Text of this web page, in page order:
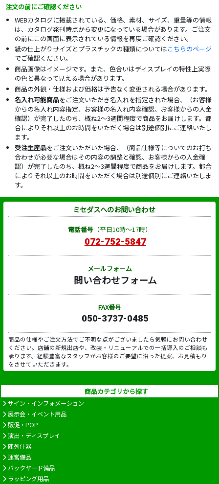
注文の前にご確認ください
WEBカタログに掲載されている、価格、素材、サイズ、重量等の情報
は、カタログ発刊時点から変更になっている場合があります。ご注文
の前にこの画面に表示されている情報を再度ご確認ください。
紙の仕上がりサイズとプラスチックの種類についてはこちらのページ
でご確認ください。
商品画像はイメージです。また、色合いはディスプレイの特性上実際
の色と異なって見える場合があります。
商品の外観・仕様および価格は予告なく変更される場合があります。
名入れ可能商品をご注文いただき名入れを指定された場合、（お客様
からの名入れ内容指定、お客様の名入れ内容確認、お客様からの入金
確認）が完了したのち、概ね2～3週間程度で商品をお届けします。都
合によりそれ以上のお時間をいただく場合は別途個別にご連絡いたし
ます。
受注生産品をご注文いただいた場合、（商品仕様等についてのお打ち
合わせが必要な場合はその内容の調整と確認、お客様からの入金確
認）が完了したのち、概ね2～3週間程度で商品をお届けします。都合
によりそれ以上のお時間をいただく場合は別途個別にご連絡いたしま
す。
ミセダスへのお問い合わせ
電話番号（平日10時～17時）
072-752-5847
メールフォーム
問い合わせフォーム
FAX番号
050-3737-0485
商品の仕様やご注文方法でご不明な点がございましたら気軽にお問い合わせ
ください。店舗の新規出店や、改装・リニューアルでの一括導入のご相談も
承ります。経験豊富なスタッフがお客様のご要望に沿った提案、お見積もり
をさせていただきます。
商品カテゴリから探す
サイン・インフォメーション
展示会・イベント用品
販促・POP
演出・ディスプレイ
陳列什器
運営備品
バックヤード備品
ラッピング用品